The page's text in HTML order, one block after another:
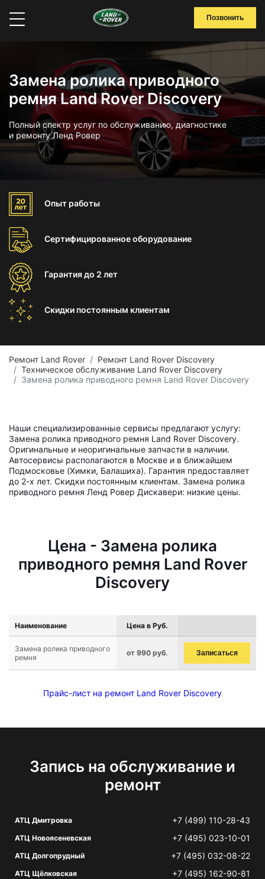
Позвонить
Замена ролика приводного
ремня Land Rover Discovery
Полный спектр услуг по обслуживанию, диагностике
и ремонту Ленд Ровер
Опыт работы
Сертифицированноеоборудование
Гарантиядо 2 лет
Скидки постоянным клиентам
Ремонт Land Rover
Ремонт Land Rover Discovery
Техническое обслуживание Land Rover Discovery
Замена ролика приводного ремня Land Rover Discovery
Наши специализированные сервисы предлагают услугу:
Замена ролика приводного ремня Land Rover Discovery.
Оригинальные и неоригинальные запчасти в наличии.
Автосервисы располагаются в Москве и в ближайшем
Подмосковье (Химки, Балашиха). Гарантия предоставляет
до 2-х лет. Скидки постоянным клиентам. Замена ролика
приводного ремня Ленд Ровер Дискавери: низкие цены.
Цена - Замена ролика
приводного ремня Land Rover
Discovery
Наименование Цена в Руб.
Замена ролика приводного
ремня
от 990 руб. Записаться
Прайс-лист на ремонт Land Rover Discovery
Запись на обслуживание и
ремонт
АТЦ Дмитровка +7 (499) 110-28-43
АТЦ Новоясеневская +7 (495) 023-10-01
АТЦ Долгопрудный +7 (495) 032-08-22
АТЦ Щёлковская +7 (495) 162-90-81